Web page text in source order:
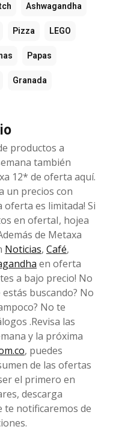
Ashwagandha
Pizza LEGO
Papas
Granada
productos a
también
12* de oferta aquí.
un precios con
oferta es limitada! Si
en ofertaI, hojea
de Metaxa
Noticias, Café,
en oferta
a bajo precio! No
buscando? No
No te
.Revisa las
y la próxima
, puedes
de las ofertas
el primero en
descarga
te notificaremos de